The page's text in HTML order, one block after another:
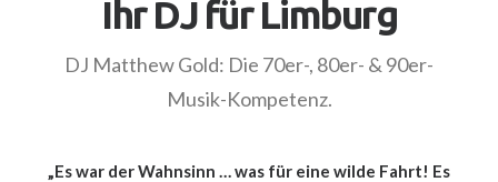
Ihr DJ für Limburg
DJ Matthew Gold: Die 70er-, 80er- & 90er-
Musik-Kompetenz.
„Es war der Wahnsinn … was für eine wilde Fahrt! Es